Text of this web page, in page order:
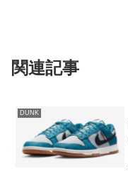
関連記事
DUNK